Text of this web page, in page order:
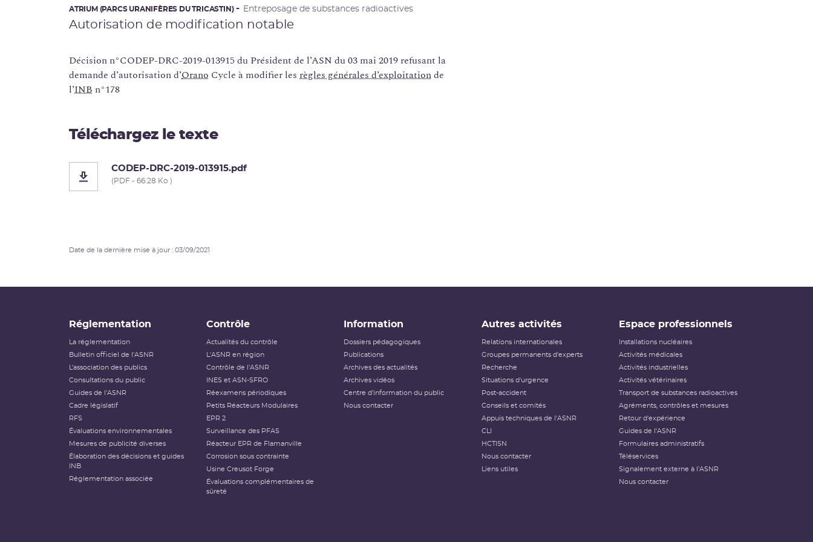
ATRIUM (PARCS URANIFÈRES DU TRICASTIN) Entreposage de substances radioactives
Autorisation de modification notable
Décision n°CODEP-DRC-2019-013915 du Président de l’ASN du 03 mai 2019 refusant la
demande d’autorisation d’Orano Cycle à modifier les règles générales d’exploitationde
l’INB n°178
Téléchargez le texte
CODEP-DRC-2019-013915.pdf
(PDF - 66.28 Ko )
Date de la dernière mise à jour : 03/09/2021
Réglementation
La réglementation
Bulletin officiel de l'ASNR
L’association des publics
Consultations du public
Guides de l'ASNR
Cadre législatif
RFS
Évaluations environnementales
Mesures de publicité diverses
Élaboration des décisions et guides
INB
Réglementation associée
Contrôle
Actualités du contrôle
L'ASNR en région
Contrôle de l'ASNR
INES et ASN-SFRO
Réexamens périodiques
Petits Réacteurs Modulaires
EPR 2
Surveillance des PFAS
Réacteur EPR de Flamanville
Corrosion sous contrainte
Usine Creusot Forge
Évaluations complémentaires de
sûreté
Information
Dossiers pédagogiques
Publications
Archives des actualités
Archives vidéos
Centre d'information du public
Nous contacter
Autres activités
Relations internationales
Groupes permanents d'experts
Recherche
Situations d'urgence
Post-accident
Conseils et comités
Appuis techniques de l'ASNR
CLI
HCTISN
Nous contacter
Liens utiles
Espace professionnels
Installations nucléaires
Activités médicales
Activités industrielles
Activités vétérinaires
Transport de substances radioactives
Agréments, contrôles et mesures
Retour d'expérience
Guides de l'ASNR
Formulaires administratifs
Téléservices
Signalement externe à l'ASNR
Nous contacter